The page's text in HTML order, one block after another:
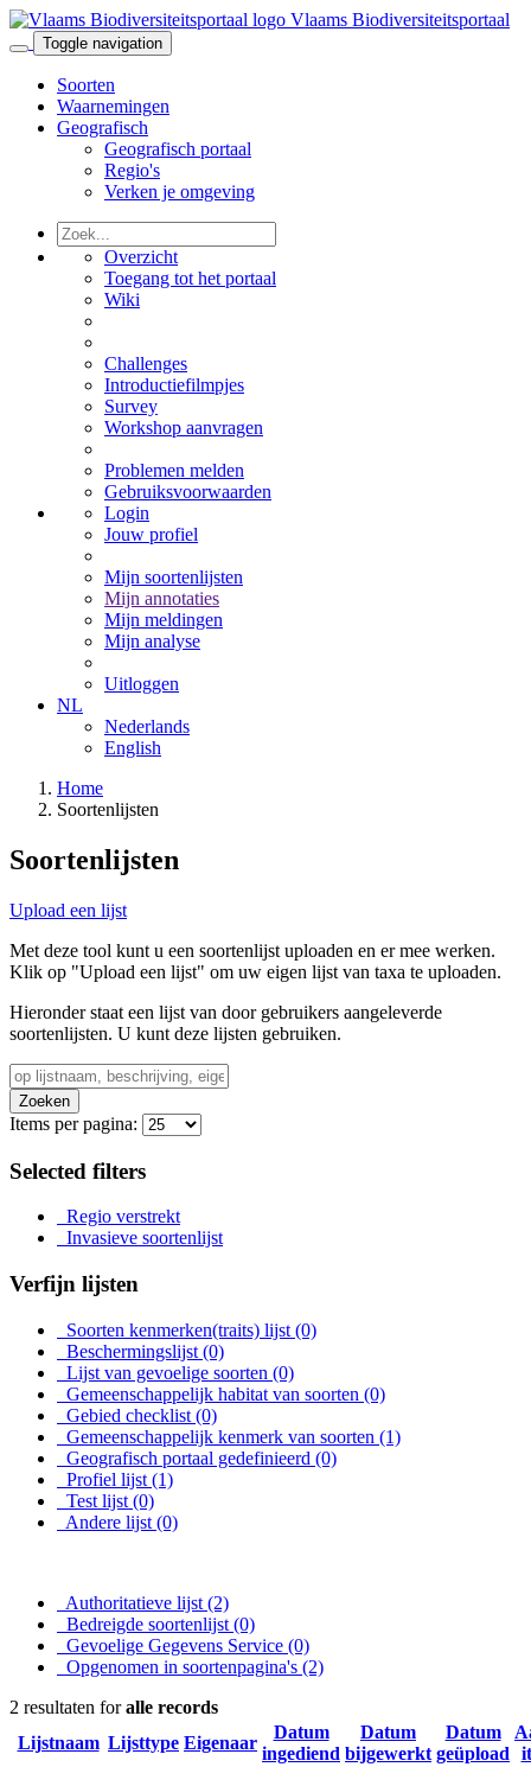
Vlaams Biodiversiteitsportaal
Toggle navigation
Soorten
Waarnemingen
Geografisch
Geografisch portaal
Regio's
Verken je omgeving
Overzicht
Toegang tot het portaal
Wiki
Challenges
Introductiefilmpjes
Survey
Workshop aanvragen
Problemen melden
Gebruiksvoorwaarden
Login
Jouw profiel
Mijn soortenlijsten
Mijn annotaties
Mijn meldingen
Mijn analyse
Uitloggen
NL
Nederlands
English
Home
Soortenlijsten
Soortenlijsten
Upload een lijst
Met deze tool kunt u een soortenlijst uploaden en er mee werken.
Klik op "Upload een lijst" om uw eigen lijst van taxa te uploaden.
Hieronder staat een lijst van door gebruikers aangeleverde
soortenlijsten. U kunt deze lijsten gebruiken.
Zoeken
Items per pagina:
Selected filters
Regio verstrekt
Invasieve soortenlijst
Verfijn lijsten
Soorten kenmerken(traits) lijst (0)
Beschermingslijst (0)
Lijst van gevoelige soorten (0)
Gemeenschappelijk habitat van soorten (0)
Gebied checklist (0)
Gemeenschappelijk kenmerk van soorten (1)
Geografisch portaal gedefinieerd (0)
Profiel lijst (1)
Test lijst (0)
Andere lijst (0)
Authoritatieve lijst (2)
Bedreigde soortenlijst (0)
Gevoelige Gegevens Service (0)
Opgenomen in soortenpagina's (2)
2 resultaten foralle records
Lijstnaam Lijsttype Eigenaar
Datum
ingediend
Datum
bijgewerkt
Datum
geüpload